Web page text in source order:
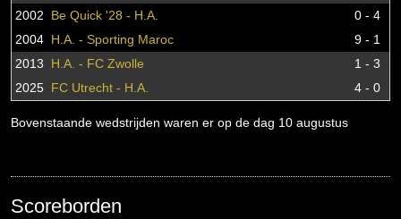
2002
Be Quick '28 - H.A.
0 - 4
2004 H.A. - Sporting Maroc
9 - 1
2013
H.A. - FC Zwolle
1 - 3
2025 FC Utrecht - H.A. 4 - 0
Bovenstaande wedstrijden waren er op de dag 10 augustus
Scoreborden